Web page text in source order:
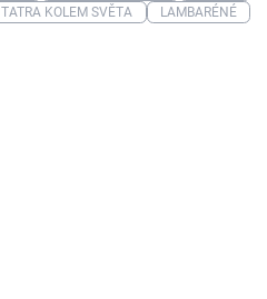
TATRA KOLEM SVĚTA LAMBARÉNÉ